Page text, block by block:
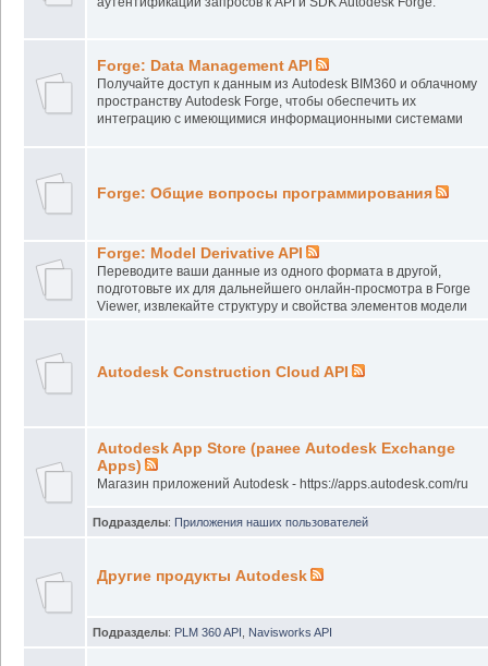
Forge: Data Management API
Получайте доступ к данным из Autodesk BIM360 и облачному
пространству Autodesk Forge, чтобы обеспечить их
интеграцию с имеющимися информационными системами
Forge: Общие вопросы программирования
Forge: Model Derivative API
Переводите ваши данные из одного формата в другой,
подготовьте их для дальнейшего онлайн-просмотра в Forge
Viewer, извлекайте структуру и свойства элементов модели
Autodesk Construction Cloud API
Autodesk App Store (ранее Autodesk Exchange
Apps)
Магазин приложений Autodesk - https://apps.autodesk.com/ru
Подразделы: Приложения наших пользователей
Другие продукты Autodesk
Подразделы: PLM 360 API Navisworks API